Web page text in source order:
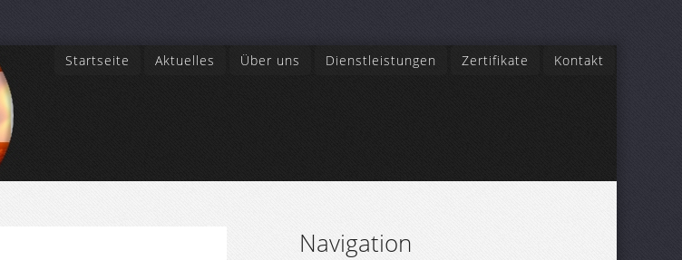
Startseite Aktuelles Über uns Dienstleistungen Zertifikate Kontakt
Navigation